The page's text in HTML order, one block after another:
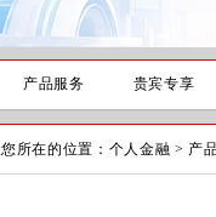
产品服务 贵宾专享
您所在的位置： 个人金融 > 产